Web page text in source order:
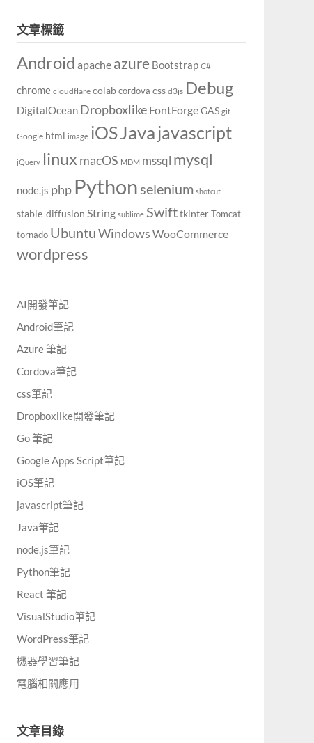
文章標籤
Android apache azure Bootstrap C#
chrome cloudflare colabcordova css d3js Debug
DigitalOcean Dropboxlike FontForgeGAS git
Google html image iOSJavajavascript
jQuery linuxmacOS MDM mssql mysql
node.js php Python selenium shotcut
stable-diffusion String sublime SwifttkinterTomcat
tornado UbuntuWindows WooCommerce
wordpress
AI開發筆記
Android筆記
Azure 筆記
Cordova筆記
css筆記
Dropboxlike開發筆記
Go 筆記
Google Apps Script筆記
iOS筆記
javascript筆記
Java筆記
node.js筆記
Python筆記
React 筆記
VisualStudio筆記
WordPress筆記
機器學習筆記
電腦相關應用
文章目錄